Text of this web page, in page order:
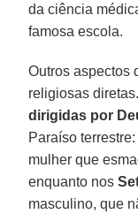
da ciência
famosa escola.
Outros aspectos
religiosas
dirigidas por
Paraíso
mulher que
enquanto nos
masculino, que